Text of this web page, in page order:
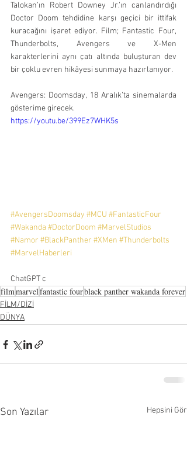
Talokan’ın Robert Downey Jr.’ın canlandırdığı
Doctor Doom tehdidine karşı geçici bir ittifak
kuracağını işaret ediyor. Film; Fantastic Four,
Thunderbolts, Avengers ve X-Men
karakterlerini aynı çatı altında buluşturan dev
bir çoklu evren hikâyesi sunmaya hazırlanıyor.
Avengers: Doomsday, 18 Aralık’ta sinemalarda
gösterime girecek.
https://youtu.be/399Ez7WHK5s
#AvengersDoomsday #MCU #FantasticFour
#Wakanda #DoctorDoom #MarvelStudios
#Namor #BlackPanther #XMen #Thunderbolts
#MarvelHaberleri
ChatGPT c
filmmarvelfantastic fourblack panther wakanda forever
FİLM/DİZİ
DÜNYA
Son Yazılar Hepsini Gör